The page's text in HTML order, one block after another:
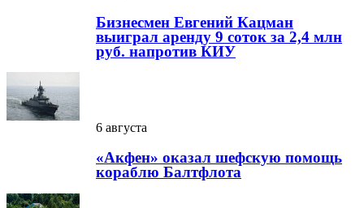
Бизнесмен Евгений Кацман
выиграл аренду 9 соток за 2,4 млн
руб. напротив КИУ
6 августа
«Акфен» оказал шефскую помощь
кораблю Балтфлота